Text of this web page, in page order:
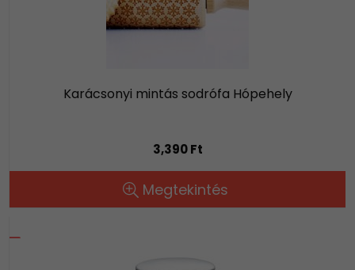
Karácsonyi mintás sodrófa Hópehely
3,390 Ft
Megtekintés